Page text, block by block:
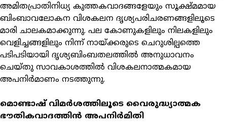
അമിതപ്രാതിനിധ്യ കുത്തകവാദങ്ങളേയും സൂക്ഷ്മമായ
ബിംബാവലോകന വിശകലന ദൃശ്യപരിചരണങ്ങളിലൂടെ
മാരി ചാലകമാക്കുന്നു. പല കോണുകളിലും നിലകളിലും
വെളിച്ചങ്ങളിലും നിന്ന് നായ്ക്കരുടെ ചെറുശില്പത്തെ
പടിപടിയായി ദൃശ്യബിംബതലത്തില്‍ അനുധാവനം
ചെയ്തു സാവകാശത്തില്‍ വിശകലനാത്മകമായ
അപനിര്‍മാണം നടത്തുന്നു.
മൊണ്ടാഷ് വിമര്‍ശത്തിലൂടെ വൈരുദ്ധ്യാത്മക
ഭൗതികവാദത്തിന്‍ അപനിര്‍മിതി